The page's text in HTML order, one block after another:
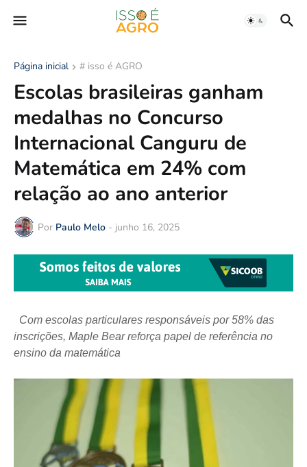
Página inicial # isso é AGRO
Escolas brasileiras ganham
medalhas no Concurso
Internacional Canguru de
Matemática em 24% com
relação ao ano anterior
Por Paulo Melo - junho 16, 2025
Com escolas particulares responsáveis por 58% das
inscrições, Maple Bear reforça papel de referência no
ensino da matemática